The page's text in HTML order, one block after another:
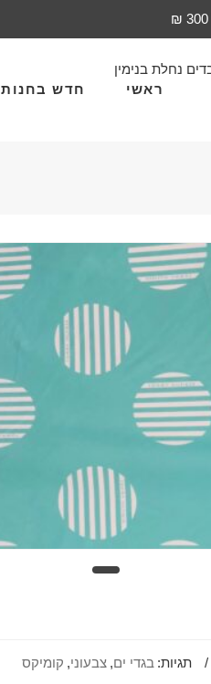
ראשי חדש בחנות
תגיות: בגדי ים, צבעוני, קומיקס